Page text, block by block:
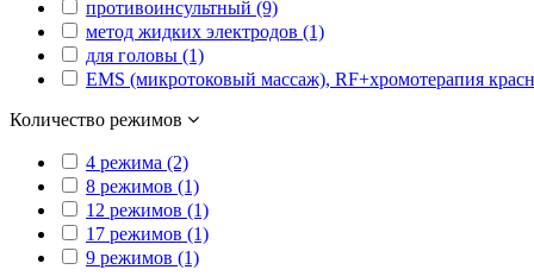
противоинсультный (9)
метод жидких электродов (1)
для головы (1)
EMS (микротоковый массаж), RF+хромотерапия
Количество режимов
4 режима (2)
8 режимов (1)
12 режимов (1)
17 режимов (1)
9 режимов (1)